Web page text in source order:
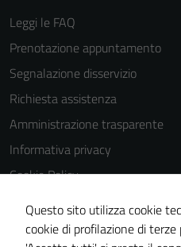
Leggi le FAQ
Prenotazione appuntamento
Segnalazione disservizio
Richiesta assistenza
Amministrazione trasparente
Informativa privacy
Cookie Policy
Note legali
Dichiarazione di accessibilità
Questo sito utilizza cookie
cookie di profilazione di